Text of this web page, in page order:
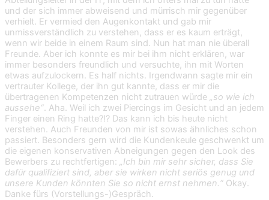
und der sich immer abweisend und mürrisch mir gegenüber
verhielt. Er vermied den Augenkontakt und gab mir
unmissverständlich zu verstehen, dass er es kaum erträgt,
wenn wir beide in einem Raum sind. Nun hat man nie überall
Freunde. Aber ich konnte es mir bei ihm nicht erklären, war
immer besonders freundlich und versuchte, ihn mit Worten
etwas aufzulockern. Es half nichts. Irgendwann sagte mir ein
vertrauter Kollege, der ihn gut kannte, dass er mir die
übertragenen Kompetenzen nicht zutrauen würde „so wie ich
aussehe“. Aha. Weil ich zwei Piercings im Gesicht und an jedem
Finger einen Ring hatte?!? Das kann ich bis heute nicht
verstehen. Auch Freunden von mir ist sowas ähnliches schon
passiert. Besonders gern wird die Kundenkeule geschwenkt um
die eigenen konservativen Abneigungen gegen den Look des
Bewerbers zu rechtfertigen: „Ich bin mir sehr sicher, dass Sie
dafür qualifiziert sind, aber sie wirken nicht seriös genug und
unsere Kunden könnten Sie so nicht ernst nehmen.“ Okay.
Danke fürs (Vorstellungs-)Gespräch.